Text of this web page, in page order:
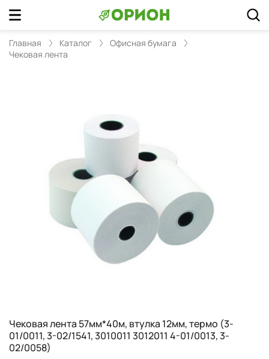
Главная Каталог
Офисная бумага
Чековая лента
Чековая лента 57мм*40м, втулка 12мм, термо (3-
01/0011, 3-02/1541, 3010011 3012011 4-01/0013, 3-
02/0058)